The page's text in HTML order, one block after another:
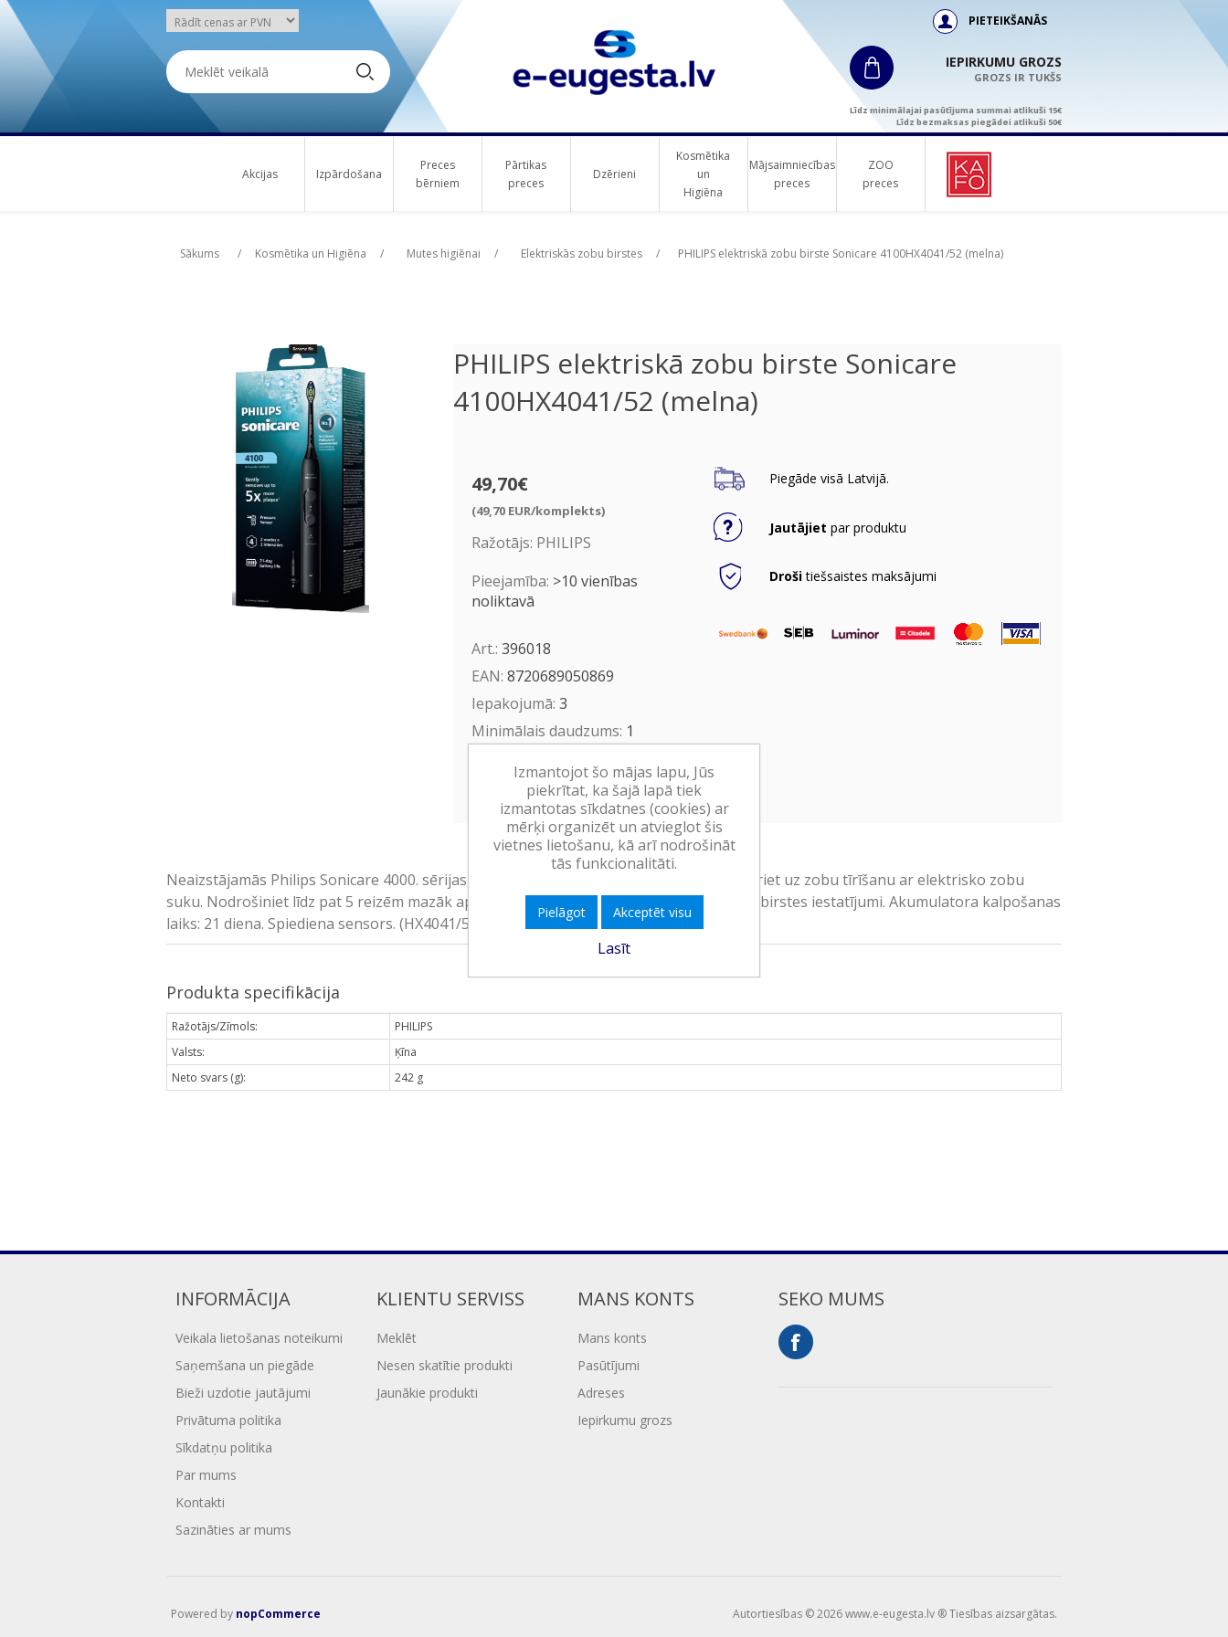
PIETEIKŠANĀS
IEPIRKUMU GROZS
GROZS IR TUKŠS
Līdz minimālajai pasūtījuma summai atlikuši 15€
Līdz bezmaksas piegādei atlikuši 50€
Akcijas Izpārdošana
Preces
bērniem
Pārtikas
preces
Dzērieni
Kosmētika
un
Higiēna
Mājsaimniecības
preces
ZOO
preces
Sākums / Kosmētika un Higiēna / Mutes higiēnai / Elektriskās zobu birstes / PHILIPS elektriskā zobu birste Sonicare 4100HX4041/52 (melna)
PHILIPS elektriskā zobu birste Sonicare
4100HX4041/52 (melna)
49,70€
(49,70 EUR/komplekts)
Ražotājs: PHILIPS
Pieejamība: >10 vienības
noliktavā
Art.: 396018
EAN: 8720689050869
Iepakojumā: 3
Minimālais daudzums: 1
Ielikt grozā
Piegāde visā Latvijā.
Jautājiet par produktu
Drošitiešsaistes maksājumi
Neaizstājamās Philips Sonicare 4000. sērijas zobu sukas palīdzēs jums bez piepūles pāriet uz zobu tīrīšanu ar elektrisko zobu
suku. Nodrošiniet līdz pat 5 reizēm mazāk aplikuma nekā tīrot ar parasto zobu suku. 4 birstes iestatījumi. Akumulatora kalpošanas
laiks: 21 diena. Spiediena sensors. (HX4041/52)
Produkta specifikācija
Ražotājs/Zīmols:
PHILIPS
Valsts:
Ķīna
Neto svars (g):
242 g
INFORMĀCIJA
Veikala lietošanas noteikumi
Saņemšana un piegāde
Bieži uzdotie jautājumi
Privātuma politika
Sīkdatņu politika
Par mums
Kontakti
Sazināties ar mums
KLIENTU SERVISS
Meklēt
Nesen skatītie produkti
Jaunākie produkti
MANS KONTS
Mans konts
Pasūtījumi
Adreses
Iepirkumu grozs
SEKO MUMS
Autortiesības © 2026 www.e-eugesta.lv ® Tiesības aizsargātas.
Powered by nopCommerce
Izmantojot šo mājas lapu, Jūs
piekrītat, ka šajā lapā tiek
izmantotas sīkdatnes (cookies) ar
mērķi organizēt un atvieglot šis
vietnes lietošanu, kā arī nodrošināt
tās funkcionalitāti.
Pielāgot Akceptēt visu
Lasīt